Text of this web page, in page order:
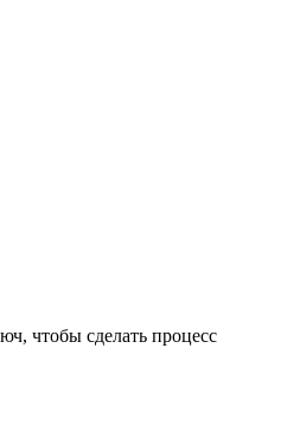
чтобы сделать процесс